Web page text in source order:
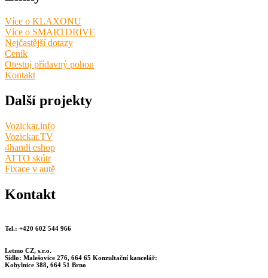
Více o KLAXONU
Více o SMARTDRIVE
Nejčastější dotazy
Ceník
Otestuj přídavný pohon
Kontakt
Další projekty
Vozickar.info
Vozickar.TV
4handi eshop
ATTO skútr
Fixace v autě
Kontakt
Tel.: +420 602 544 966
Letmo CZ, s.r.o.
Sídlo: Malešovice 276, 664 65 Konzultační kancelář:
Kobylnice 388, 664 51 Brno